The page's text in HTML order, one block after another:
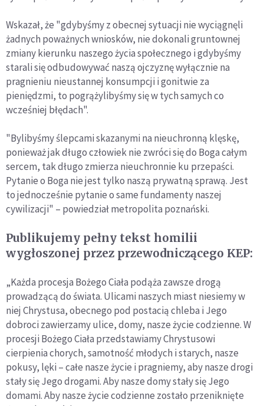
Wskazał, że "gdybyśmy z obecnej sytuacji nie wyciągnęli
żadnych poważnych wniosków, nie dokonali gruntownej
zmiany kierunku naszego życia społecznego i gdybyśmy
starali się odbudowywać naszą ojczyznę wyłącznie na
pragnieniu nieustannej konsumpcji i gonitwie za
pieniędzmi, to pogrążylibyśmy się w tych samych co
wcześniej błędach".
"Bylibyśmy ślepcami skazanymi na nieuchronną klęskę,
ponieważ jak długo człowiek nie zwróci się do Boga całym
sercem, tak długo zmierza nieuchronnie ku przepaści.
Pytanie o Boga nie jest tylko naszą prywatną sprawą. Jest
to jednocześnie pytanie o same fundamenty naszej
cywilizacji" – powiedział metropolita poznański.
Publikujemy pełny tekst homilii
wygłoszonej przez przewodniczącego KEP:
„Każda procesja Bożego Ciała podąża zawsze drogą
prowadzącą do świata. Ulicami naszych miast niesiemy w
niej Chrystusa, obecnego pod postacią chleba i Jego
dobroci zawierzamy ulice, domy, nasze życie codzienne. W
procesji Bożego Ciała przedstawiamy Chrystusowi
cierpienia chorych, samotność młodych i starych, nasze
pokusy, lęki – całe nasze życie i pragniemy, aby nasze drogi
stały się Jego drogami. Aby nasze domy stały się Jego
domami. Aby nasze życie codzienne zostało przeniknięte